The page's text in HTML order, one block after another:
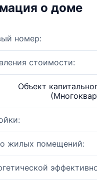
о доме
номер:
стоимости:
Объект
жилых помещений: